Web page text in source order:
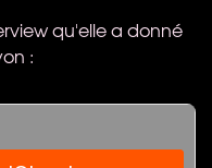
qu'elle a donné
: